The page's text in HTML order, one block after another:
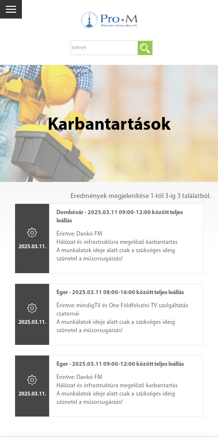
Karbantartások
Eredmények megjelenítése 1-től 3-ig 3 találatból.
2025.03.11.
Dombóvár - 2025.03.11 09:00-12:00 között teljes
leállás
Érintve: Dankó FM
Hálózat és infrastruktúra megelőző karbantartás
A munkálatok ideje alatt csak a szükséges ideig
szünetel a műsorsugárzás!
2025.03.11.
Eger - 2025.03.11 08:00-16:00 között teljes leállás
Érintve: mindigTV és One Földfelszíni TV szolgáltatás
csatornái
A munkálatok ideje alatt csak a szükséges ideig
szünetel a műsorsugárzás!
2025.03.11.
Eger - 2025.03.11 09:00-12:00 között teljes leállás
Érintve: Dankó FM
Hálózat és infrastruktúra megelőző karbantartás
A munkálatok ideje alatt csak a szükséges ideig
szünetel a műsorsugárzás!